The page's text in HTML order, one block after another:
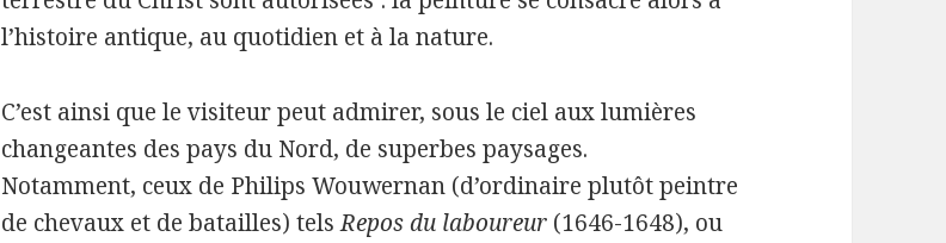
l’histoire antique, au quotidien et à la nature.
C’est ainsi que le visiteur peut admirer, sous le ciel aux lumières
changeantes des pays du Nord, de superbes paysages.
Notamment, ceux de Philips Wouwernan (d’ordinaire plutôt peintre
de chevaux et de batailles) telsRepos du laboureur (1646-1648), ou